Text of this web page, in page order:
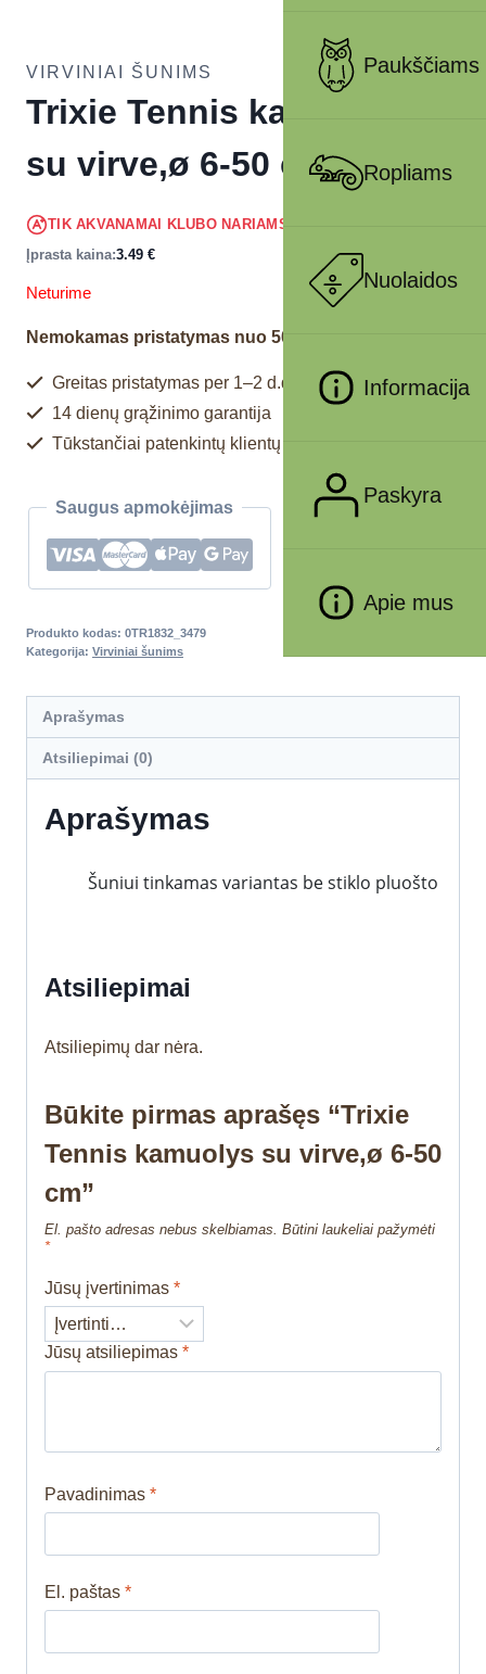
Paukščiams
Ropliams
Nuolaidos
Informacija
Paskyra
Apie mus
VIRVINIAI ŠUNIMS
Trixie Tennis kamuolys
su virve,ø 6-50 cm
TIK AKVANAMAI KLUBO NARIAMS
Įprasta kaina:3.49 €
Neturime
Nemokamas pristatymas nuo 50€
Greitas pristatymas per 1–2 d.d.
14 dienų grąžinimo garantija
Tūkstančiai patenkintų klientų
Saugus apmokėjimas
Produkto kodas: 0TR1832_3479
Kategorija: Virviniai šunims
Aprašymas
Atsiliepimai (0)
Aprašymas
Šuniui tinkamas variantas be stiklo pluošto
Atsiliepimai
Atsiliepimų dar nėra.
Būkite pirmas aprašęs “Trixie
Tennis kamuolys su virve,ø 6-50
cm”
El. pašto adresas nebus skelbiamas. Būtini laukeliai pažymėti
*
Jūsų įvertinimas *
Jūsų atsiliepimas *
Pavadinimas *
El. paštas *